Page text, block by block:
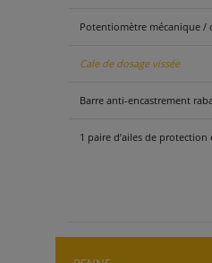
Potentiomètre mécanique /
Cale de dosage vissée
Barre anti-encastrement
1 paire d’ailes de